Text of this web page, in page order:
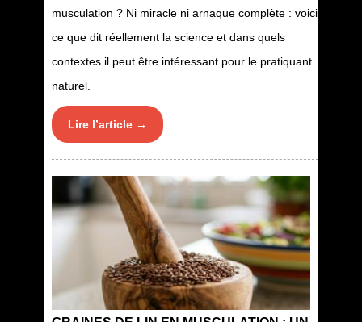
musculation ? Ni miracle ni arnaque complète : voici
ce que dit réellement la science et dans quels
contextes il peut être intéressant pour le pratiquant
naturel.
Lire l’article →